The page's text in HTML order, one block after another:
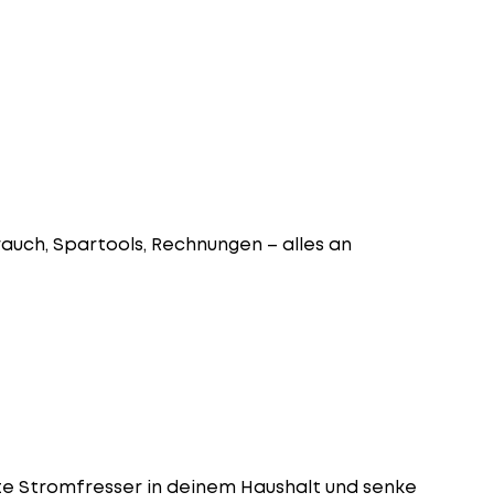
Spartools, Rechnungen – alles an
Stromfresser in deinem Haushalt und senke